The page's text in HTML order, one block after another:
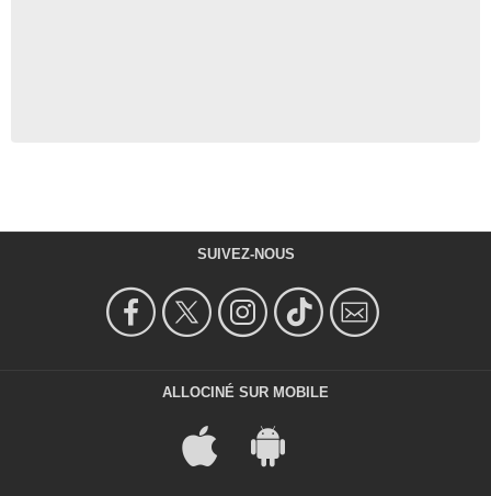
SUIVEZ-NOUS
ALLOCINÉ SUR MOBILE